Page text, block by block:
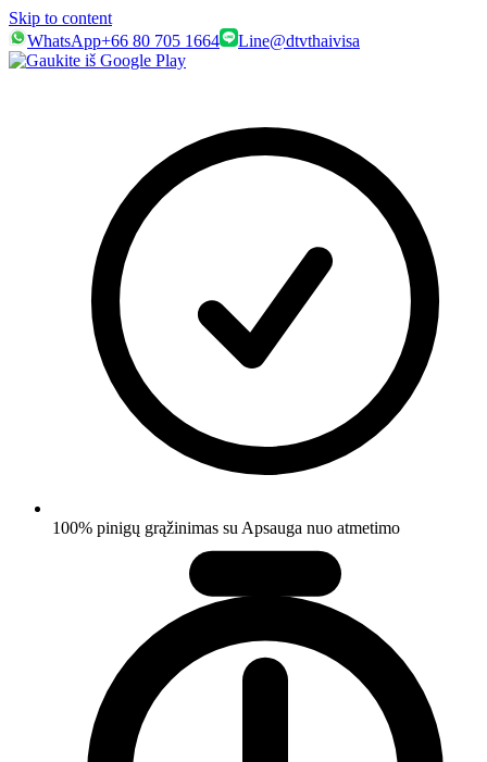
Skip to content
WhatsApp+66 80 705 1664 Line@dtvthaivisa
100% pinigų grąžinimas su Apsauga nuo atmetimo